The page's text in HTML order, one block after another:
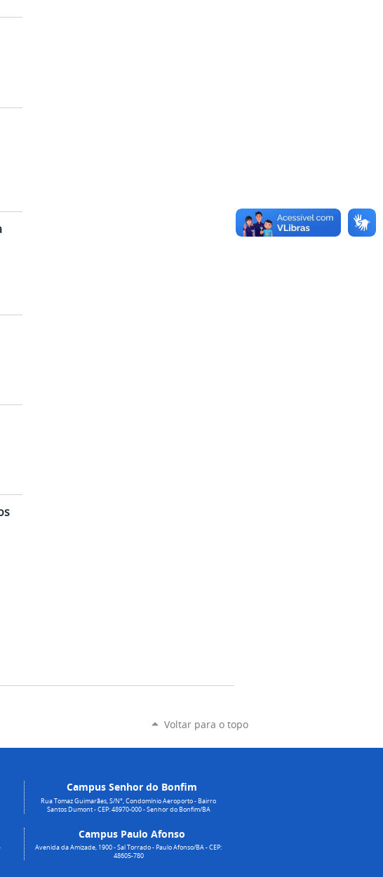
Voltar para o topo
Campus Senhor do Bonfim
Rua Tomaz Guimarães, S/N°, Condomínio Aeroporto - Bairro
Santos Dumont - CEP: 48970-000 - Senhor do Bonfim/BA
Campus Paulo Afonso
Avenida da Amizade, 1900 - Sal Torrado - Paulo Afonso/BA - CEP:
48605-780